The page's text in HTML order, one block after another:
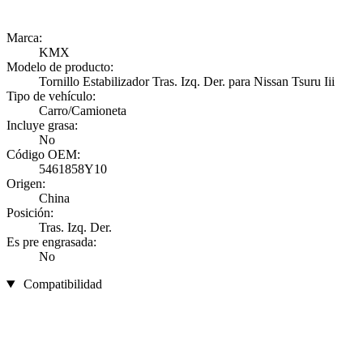
Marca:
KMX
Modelo de producto:
Tornillo Estabilizador Tras. Izq. Der. para Nissan Tsuru Iii
Tipo de vehículo:
Carro/Camioneta
Incluye grasa:
No
Código OEM:
5461858Y10
Origen:
China
Posición:
Tras. Izq. Der.
Es pre engrasada:
No
Compatibilidad